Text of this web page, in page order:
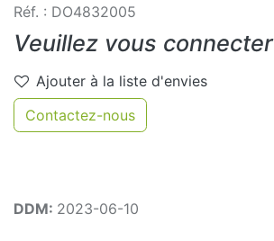
Réf. : DO4832005
Veuillez vous connecter
Ajouter à la liste d'envies
Contactez-nous
DDM: 2023-06-10